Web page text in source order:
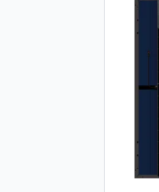
type tehnologija:
1% u prvoj godini
2. do 30. godine
podaci
1,6
kaljeno
Okvir:
mm)